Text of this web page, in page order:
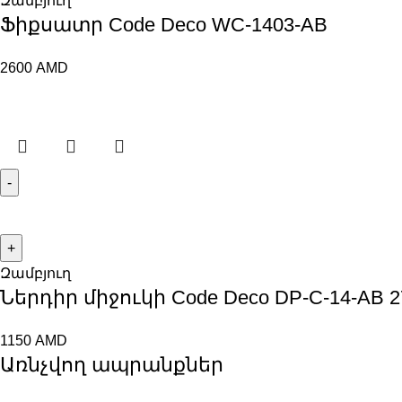
Ֆիքսատր Code Deco WC-1403-AB
2600 AMD
Զամբյուղ
Ներդիր միջուկի Code Deco DP-C-14-AB
1150 AMD
Առնչվող ապրանքներ